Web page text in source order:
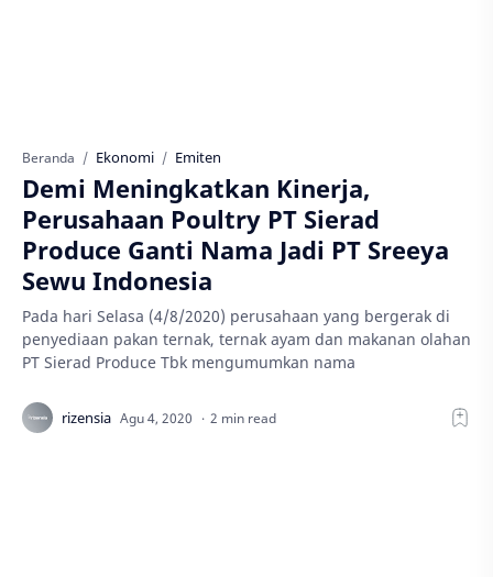
Beranda Ekonomi Emiten
Demi Meningkatkan Kinerja,
Perusahaan Poultry PT Sierad
Produce Ganti Nama Jadi PT Sreeya
Sewu Indonesia
Pada hari Selasa (4/8/2020) perusahaan yang bergerak di
penyediaan pakan ternak, ternak ayam dan makanan olahan
PT Sierad Produce Tbk mengumumkan nama
2 min read